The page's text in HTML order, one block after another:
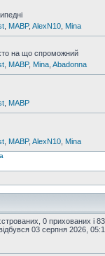
MABP, AlexN10 Mina
хто на що спроможний
MABP, Mina Abadonna
MABP
MABP, AlexN10 Mina
0 прихованих і
03 серпня 2026,